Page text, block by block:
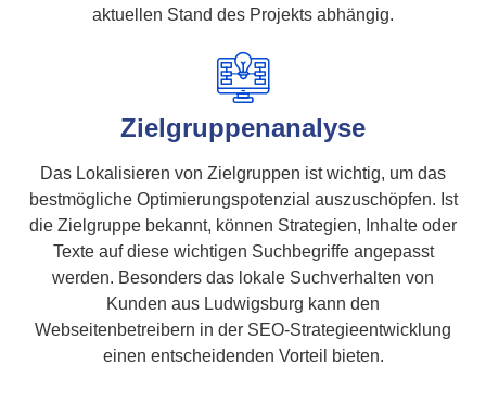
aktuellen Stand des Projekts abhängig.
Zielgruppenanalyse
Das Lokalisieren von Zielgruppen ist wichtig, um das
bestmögliche Optimierungspotenzial auszuschöpfen. Ist
die Zielgruppe bekannt, können Strategien, Inhalte oder
Texte auf diese wichtigen Suchbegriffe angepasst
werden. Besonders das lokale Suchverhalten von
Kunden aus Ludwigsburg kann den
Webseitenbetreibern in der SEO-Strategieentwicklung
einen entscheidenden Vorteil bieten.